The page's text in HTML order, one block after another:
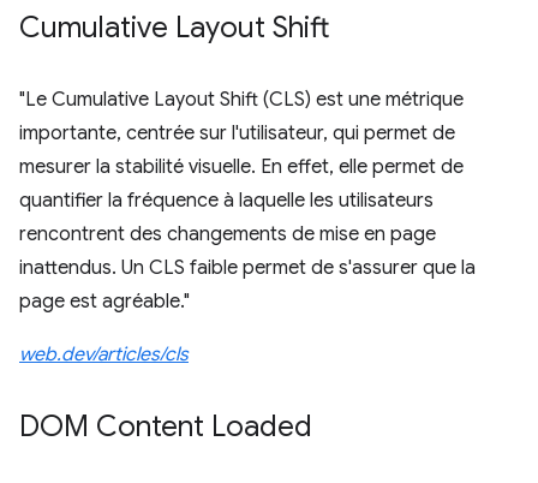
Cumulative Layout Shift
"Le Cumulative Layout Shift (CLS) est une métrique
importante, centrée sur l'utilisateur, qui permet de
mesurer la stabilité visuelle. En effet, elle permet de
quantifier la fréquence à laquelle les utilisateurs
rencontrent des changements de mise en page
inattendus. Un CLS faible permet de s'assurer que la
page est agréable."
web.dev/articles/cls
DOM Content Loaded